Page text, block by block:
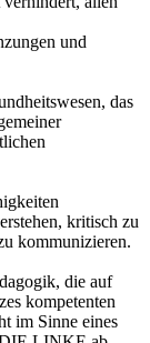
und
das
kritisch zu
kommunizieren.
die auf
kompetenten
im Sinne eines